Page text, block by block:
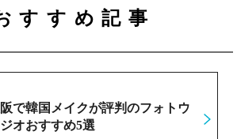
すすめ記事
で韓国メイクが評判のフォトウ
オおすすめ5選